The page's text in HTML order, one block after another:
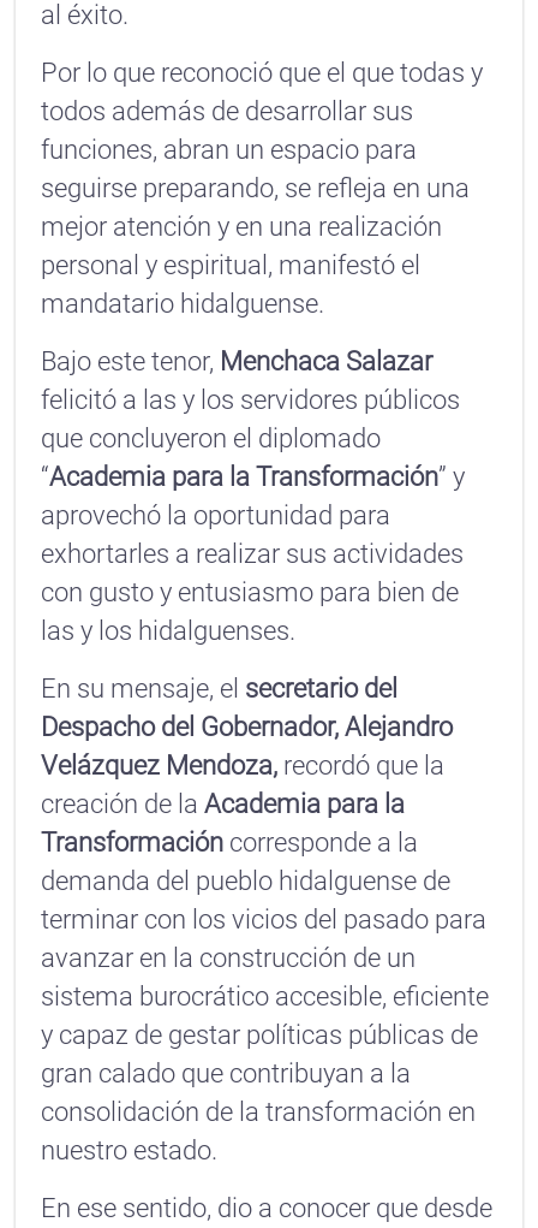
al éxito.
Por lo que reconoció que el que todas y
todos además de desarrollar sus
funciones, abran un espacio para
seguirse preparando, se refleja en una
mejor atención y en una realización
personal y espiritual, manifestó el
mandatario hidalguense.
Bajo este tenor, Menchaca Salazar
felicitó a las y los servidores públicos
que concluyeron el diplomado
“Academia para la Transformación” y
aprovechó la oportunidad para
exhortarles a realizar sus actividades
con gusto y entusiasmo para bien de
las y los hidalguenses.
En su mensaje, el secretario del
Despacho del Gobernador, Alejandro
Velázquez Mendoza, recordó que la
creación de laAcademia para la
Transformación corresponde a la
demanda del pueblo hidalguense de
terminar con los vicios del pasado para
avanzar en la construcción de un
sistema burocrático accesible, eficiente
y capaz de gestar políticas públicas de
gran calado que contribuyan a la
consolidación de la transformación en
nuestro estado.
En ese sentido, dio a conocer que desde